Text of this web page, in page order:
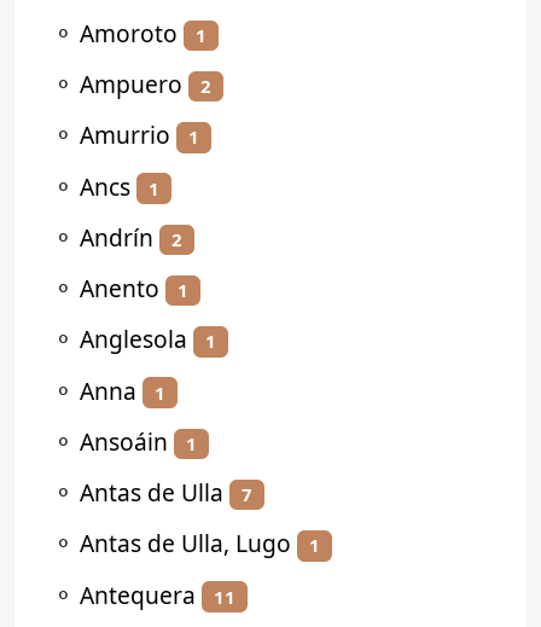
⚬ Amoroto 1
⚬ Ampuero 2
⚬ Amurrio 1
⚬ Ancs 1
⚬ Andrín 2
⚬ Anento 1
⚬ Anglesola 1
⚬ Anna 1
⚬ Ansoáin 1
⚬ Antas de Ulla 7
⚬ Antas de Ulla, Lugo 1
⚬ Antequera 11